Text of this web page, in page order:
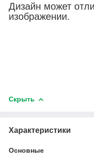
Дизайн может
изображении.
Скрыть
Характеристики
Основные